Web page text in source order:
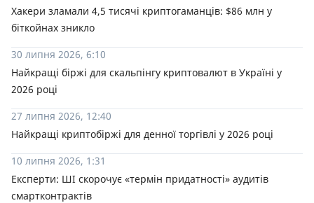
Хакери зламали 4,5 тисячі криптогаманців: $86 млн у
біткойнах зникло
30 липня 2026, 6:10
Найкращі біржі для скальпінгу криптовалют в Україні у
2026 році
27 липня 2026, 12:40
Найкращі криптобіржі для денної торгівлі у 2026 році
10 липня 2026, 1:31
Експерти: ШІ скорочує «термін придатності» аудитів
смартконтрактів